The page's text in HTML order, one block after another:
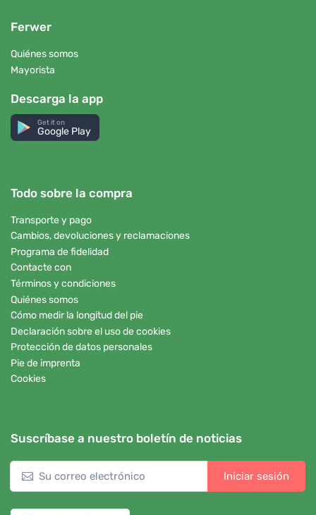
Ferwer
Quiénes somos
Mayorista
Descarga la app
Get it on
Google Play
Todo sobre la compra
Transporte y pago
Cambios, devoluciones y reclamaciones
Programa de fidelidad
Contacte con
Términos y condiciones
Quiénes somos
Cómo medir la longitud del pie
Declaración sobre el uso de cookies
Protección de datos personales
Pie de imprenta
Cookies
Suscríbase a nuestro boletín de noticias
Iniciar sesión